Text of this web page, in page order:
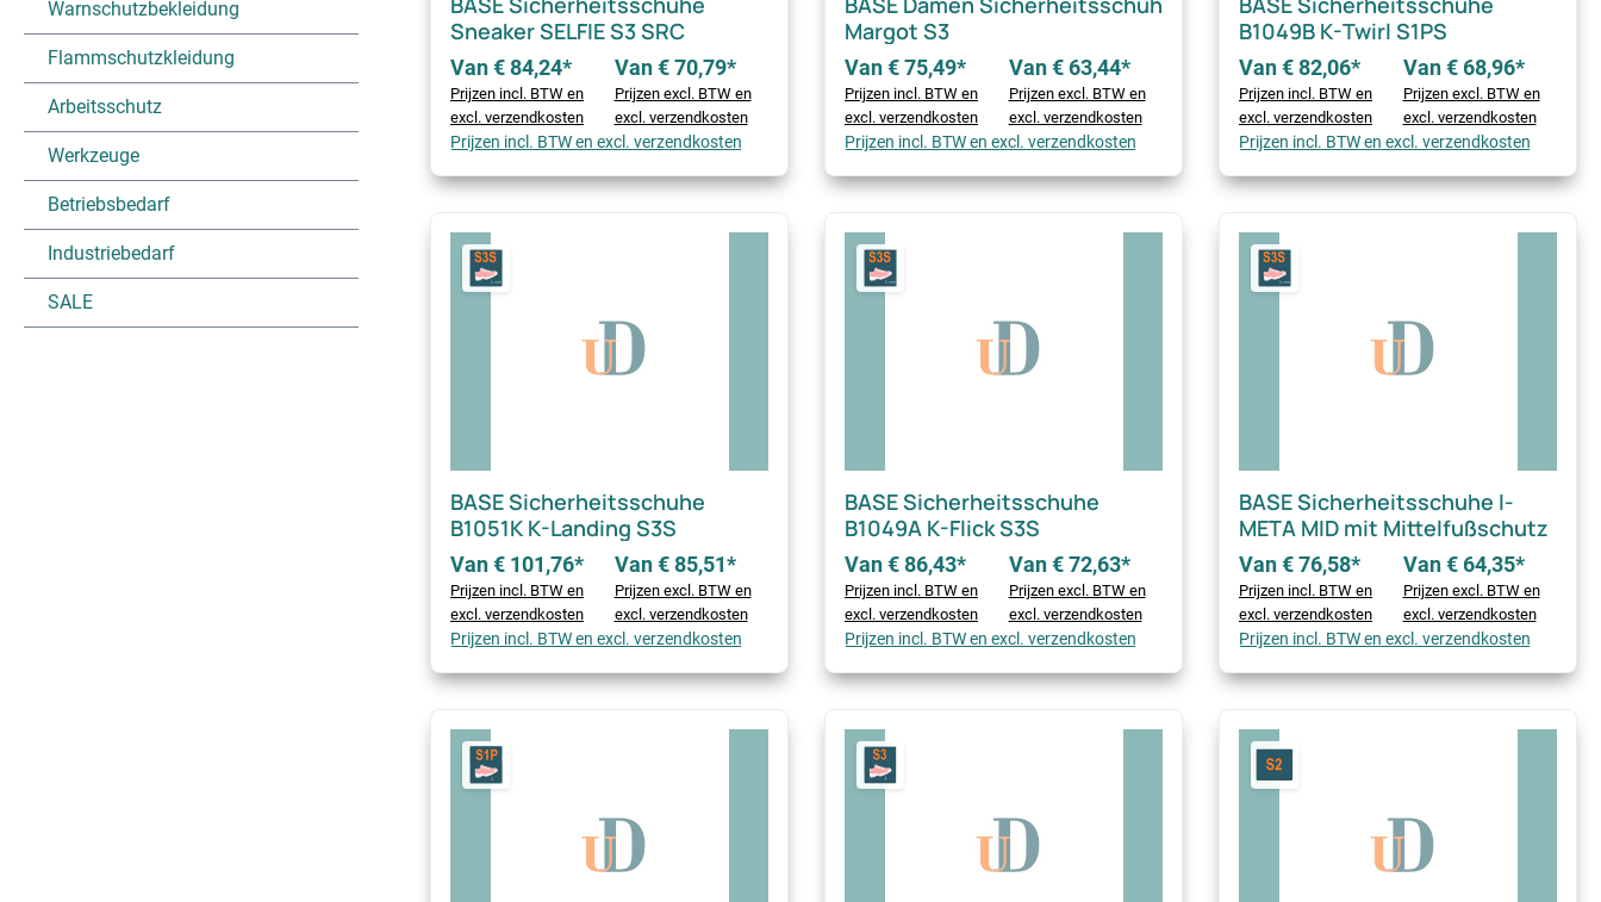
Warnschutzbekleidung
Flammschutzkleidung
Arbeitsschutz
Werkzeuge
Betriebsbedarf
Industriebedarf
SALE
Sneaker SELFIE S3 SRC
Van € 84,24*
Prijzen incl. BTW en
excl. verzendkosten
Van € 70,79*
Prijzen excl. BTW en
excl. verzendkosten
Prijzen incl. BTW en excl. verzendkosten
Margot S3
Van € 75,49*
Prijzen incl. BTW en
excl. verzendkosten
Van € 63,44*
Prijzen excl. BTW en
excl. verzendkosten
Prijzen incl. BTW en excl. verzendkosten
B1049B K-Twirl S1PS
Van € 82,06*
Prijzen incl. BTW en
excl. verzendkosten
Van € 68,96*
Prijzen excl. BTW en
excl. verzendkosten
Prijzen incl. BTW en excl. verzendkosten
BASE Sicherheitsschuhe
B1051K K-Landing S3S
Van € 101,76*
Prijzen incl. BTW en
excl. verzendkosten
Van € 85,51*
Prijzen excl. BTW en
excl. verzendkosten
Prijzen incl. BTW en excl. verzendkosten
BASE Sicherheitsschuhe
B1049A K-Flick S3S
Van € 86,43*
Prijzen incl. BTW en
excl. verzendkosten
Van € 72,63*
Prijzen excl. BTW en
excl. verzendkosten
Prijzen incl. BTW en excl. verzendkosten
BASE Sicherheitsschuhe I-
META MID mit Mittelfußschutz
Van € 76,58*
Prijzen incl. BTW en
excl. verzendkosten
Van € 64,35*
Prijzen excl. BTW en
excl. verzendkosten
Prijzen incl. BTW en excl. verzendkosten